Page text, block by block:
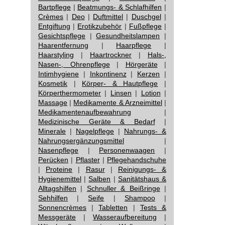
Bartpflege | Beatmungs- & Schlafhilfen |
Crèmes | Deo| Duftmittel | Duschgel|
Entgiftung | Erotikzubehör | Fußpflege|
Gesichtspflege |Gesundheitslampen |
Haarentfernung | Haarpflege |
Haarstyling | Haartrockner | Hals-,
Nasen-, Ohrenpflege| Hörgeräte|
Intimhygiene | Inkontinenz| Kerzen |
Kosmetik | Körper- & Hautpflege |
Körperthermometer | Linsen | Lotion |
Massage | Medikamente & Arzneimittel|
Medikamentenaufbewahrung |
Medizinische Geräte & Bedarf|
Minerale | Nagelpflege | Nahrungs- &
Nahrungsergänzungsmittel |
Nasenpflege | Personenwaagen |
Perücken | Pflaster| Pflegehandschuhe
| Proteine | Rasur| Reinigungs- &
Hygienemittel |Salben | Sanitätshaus &
Alltagshilfen | Schnuller & Beißringe|
Sehhilfen |Seife | Shampoo|
Sonnencrèmes |Tabletten | Tests &
Messgeräte | Wasseraufbereitung |